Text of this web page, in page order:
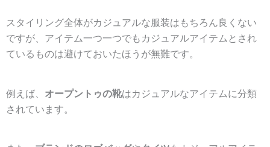
スタイリング全体がカジュアルな服装はもちろん良くない
ですが、アイテム一つ一つでもカジュアルアイテムとされ
ているものは避けておいたほうが無難です。
例えば、 オープントゥの靴はカジュアルなアイテムに分類
されています。